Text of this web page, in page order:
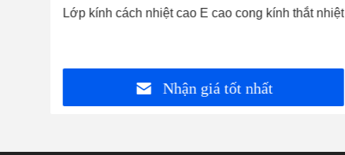
Lớp kính cách nhiệt cao E cao cong kính thắt nhiệt
Nhận giá tốt nhất